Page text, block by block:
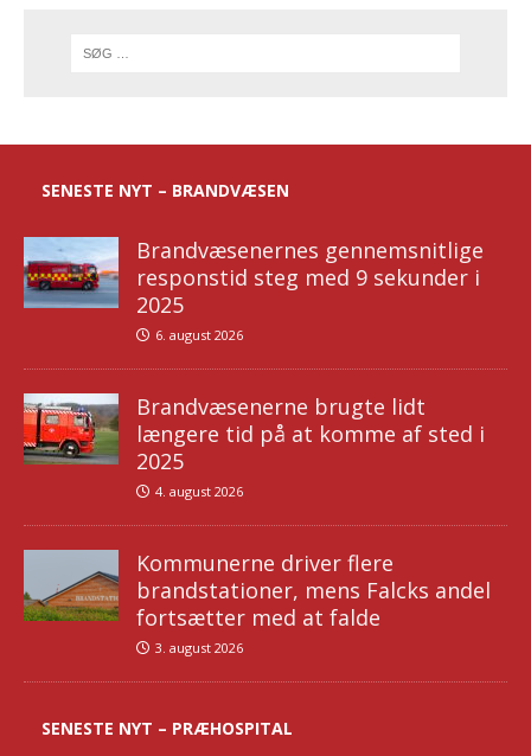
SENESTE NYT – BRANDVÆSEN
Brandvæsenernes gennemsnitlige
responstid steg med 9 sekunder i
2025
6. august 2026
Brandvæsenerne brugte lidt
længere tid på at komme af sted i
2025
4. august 2026
Kommunerne driver flere
brandstationer, mens Falcks andel
fortsætter med at falde
3. august 2026
SENESTE NYT – PRÆHOSPITAL